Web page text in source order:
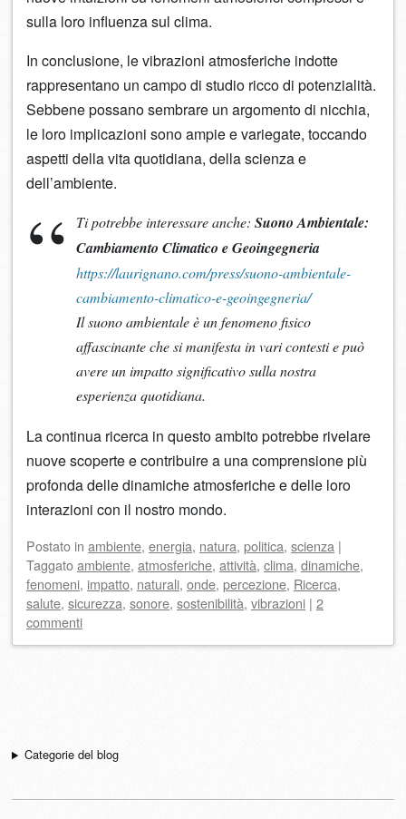
sulla loro influenza sul clima.
In conclusione, le vibrazioni atmosferiche indotte
rappresentano un campo di studio ricco di potenzialità.
Sebbene possano sembrare un argomento di nicchia,
le loro implicazioni sono ampie e variegate, toccando
aspetti della vita quotidiana, della scienza e
dell’ambiente.
Ti potrebbe interessare anche: Suono Ambientale:
Cambiamento Climatico e Geoingegneria
https://laurignano.com/press/suono-ambientale-
cambiamento-climatico-e-geoingegneria/
Il suono ambientale è un fenomeno fisico
affascinante che si manifesta in vari contesti e può
avere un impatto significativo sulla nostra
esperienza quotidiana.
La continua ricerca in questo ambito potrebbe rivelare
nuove scoperte e contribuire a una comprensione più
profonda delle dinamiche atmosferiche e delle loro
interazioni con il nostro mondo.
Postato in ambiente, energia, natura, politica, scienza |
Taggatoambiente, atmosferiche, attività, clima, dinamiche,
fenomeni, impatto, naturali, onde, percezione, Ricerca,
salute, sicurezza, sonore, sostenibilità, vibrazioni | 2
commenti
Categorie del blog